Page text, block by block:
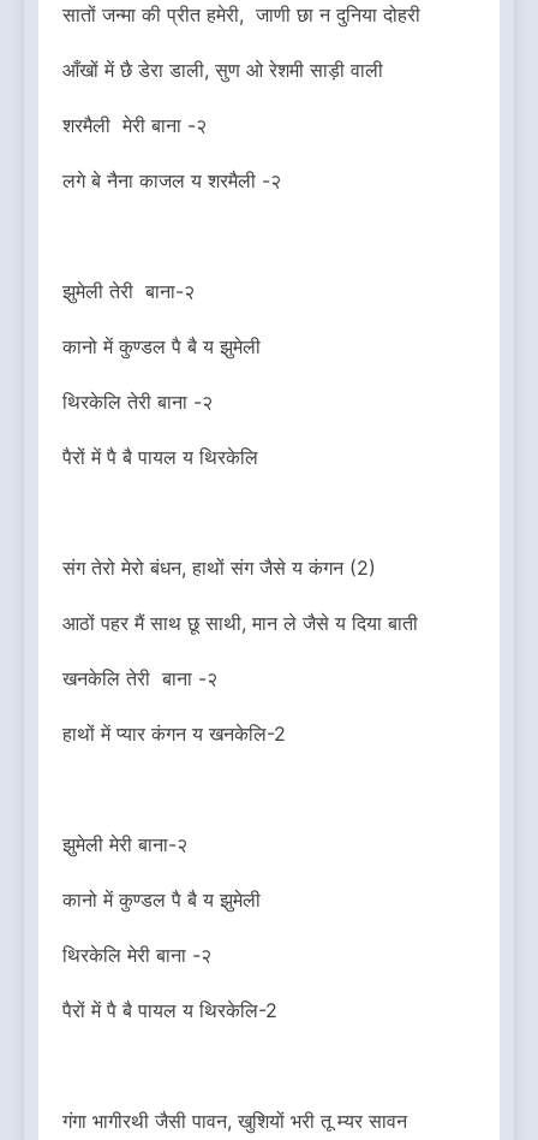
सातों जन्मा की प्रीत हमेरी, जाणी छा न दुनिया दोहरी
आँखों में छै डेरा डाली, सुण ओ रेशमी साड़ी वाली
शरमैली मेरी बाना -२
लगे बे नैना काजल य शरमैली -२
झुमेली तेरी बाना-२
कानो में कुण्डल पै बै य झुमेली
थिरकेलि तेरी बाना -२
पैरों में पै बै पायल य थिरकेलि
संग तेरो मेरो बंधन, हाथों संग जैसे य कंगन (2)
आठों पहर मैं साथ छू साथी, मान ले जैसे य दिया बाती
खनकेलि तेरी बाना -२
हाथों में प्यार कंगन य खनकेलि-2
झुमेली मेरी बाना-२
कानो में कुण्डल पै बै य झुमेली
थिरकेलि मेरी बाना -२
पैरों में पै बै पायल य थिरकेलि-2
गंगा भागीरथी जैसी पावन, खुशियों भरी तू म्यर सावन